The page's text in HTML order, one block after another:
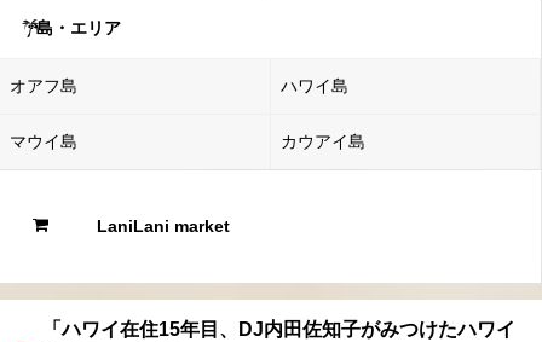
島・エリア
オアフ島 ハワイ島
マウイ島 カウアイ島
LaniLani market
「ハワイ在住15年目、DJ内田佐知子がみつけたハワイ